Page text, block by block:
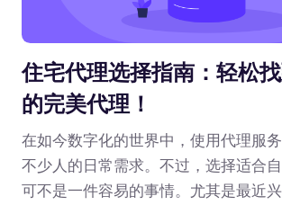
住宅代理选择指南：轻松
的完美代理！
在如今数字化的世界中，使用代理服
不少人的日常需求。不过，选择适合
可不是一件容易的事情。尤其是最近